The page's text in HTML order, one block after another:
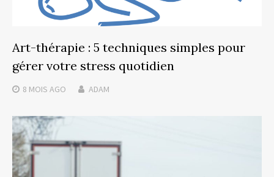
Art-thérapie : 5 techniques simples pour
gérer votre stress quotidien
8 MOIS AGO ADAM